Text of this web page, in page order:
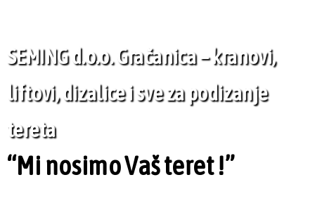
SEMING d.o.o. Gračanica – kranovi,
liftovi, dizalice i sve za podizanje
tereta
“Mi nosimo Vaš teret !”